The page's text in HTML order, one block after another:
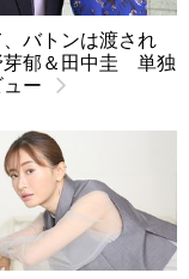
、バトンは渡され
芽郁＆田中圭 単独
ー